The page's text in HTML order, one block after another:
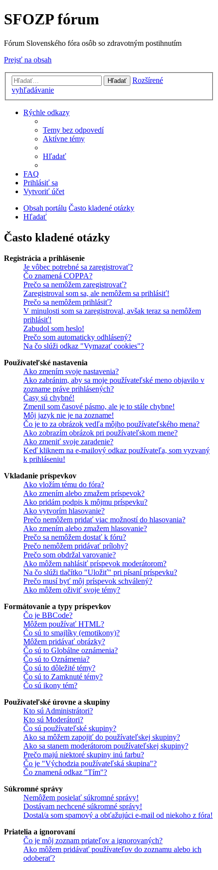
SFOZP fórum
Fórum Slovenského fóra osôb so zdravotným postihnutím
Prejsť na obsah
Hľadať
Rozšírené
vyhľadávanie
Rýchle odkazy
Temy bez odpovedí
Aktívne témy
Hľadať
FAQ
Prihlásiť sa
Vytvoriť účet
Obsah portálu Často kladené otázky
Hľadať
Často kladené otázky
Registrácia a prihlásenie
Je vôbec potrebné sa zaregistrovať?
Čo znamená COPPA?
Prečo sa nemôžem zaregistrovať?
Zaregistroval som sa, ale nemôžem sa prihlásiť!
Prečo sa nemôžem prihlásiť?
V minulosti som sa zaregistroval, avšak teraz sa nemôžem
prihlásiť!
Zabudol som heslo!
Prečo som automaticky odhlásený?
Na čo slúži odkaz "Vymazať cookies"?
Používateľské nastavenia
Ako zmením svoje nastavenia?
Ako zabránim, aby sa moje používateľské meno objavilo v
zozname práve prihlásených?
Časy sú chybné!
Zmenil som časové pásmo, ale je to stále chybne!
Môj jazyk nie je na zozname!
Čo je to za obrázok vedľa môjho používateľského mena?
Ako zobrazím obrázok pri používateľskom mene?
Ako zmeniť svoje zaradenie?
Keď kliknem na e-mailový odkaz používateľa, som vyzvaný
k prihláseniu!
Vkladanie príspevkov
Ako vložím tému do fóra?
Ako zmením alebo zmažem príspevok?
Ako pridám podpis k môjmu príspevku?
Ako vytvorím hlasovanie?
Prečo nemôžem pridať viac možností do hlasovania?
Ako zmením alebo zmažem hlasovanie?
Prečo sa nemôžem dostať k fóru?
Prečo nemôžem pridávať prílohy?
Prečo som obdržal varovanie?
Ako môžem nahlásiť príspevok moderátorom?
Na čo slúži tlačítko "Uložiť" pri písaní príspevku?
Prečo musí byť môj príspevok schválený?
Ako môžem oživiť svoje témy?
Formátovanie a typy príspevkov
Čo je BBCode?
Môžem používať HTML?
Čo sú to smajlíky (emotikony)?
Môžem pridávať obrázky?
Čo sú to Globálne oznámenia?
Čo sú to Oznámenia?
Čo sú to dôležité témy?
Čo sú to Zamknuté témy?
Čo sú ikony tém?
Používateľské úrovne a skupiny
Kto sú Administrátori?
Kto sú Moderátori?
Čo sú používateľské skupiny?
Ako sa môžem zapojiť do používateľskej skupiny?
Ako sa stanem moderátorom používateľskej skupiny?
Prečo majú niektoré skupiny inú farbu?
Čo je "Východzia používateľská skupina"?
Čo znamená odkaz "Tím"?
Súkromné správy
Nemôžem posielať súkromné správy!
Dostávam nechcené súkromné správy!
Dostal/a som spamový a obťažujúci e-mail od niekoho z fóra!
Priatelia a ignorovaní
Čo je môj zoznam priateľov a ignorovaných?
Ako môžem pridávať používateľov do zoznamu alebo ich
odoberať?